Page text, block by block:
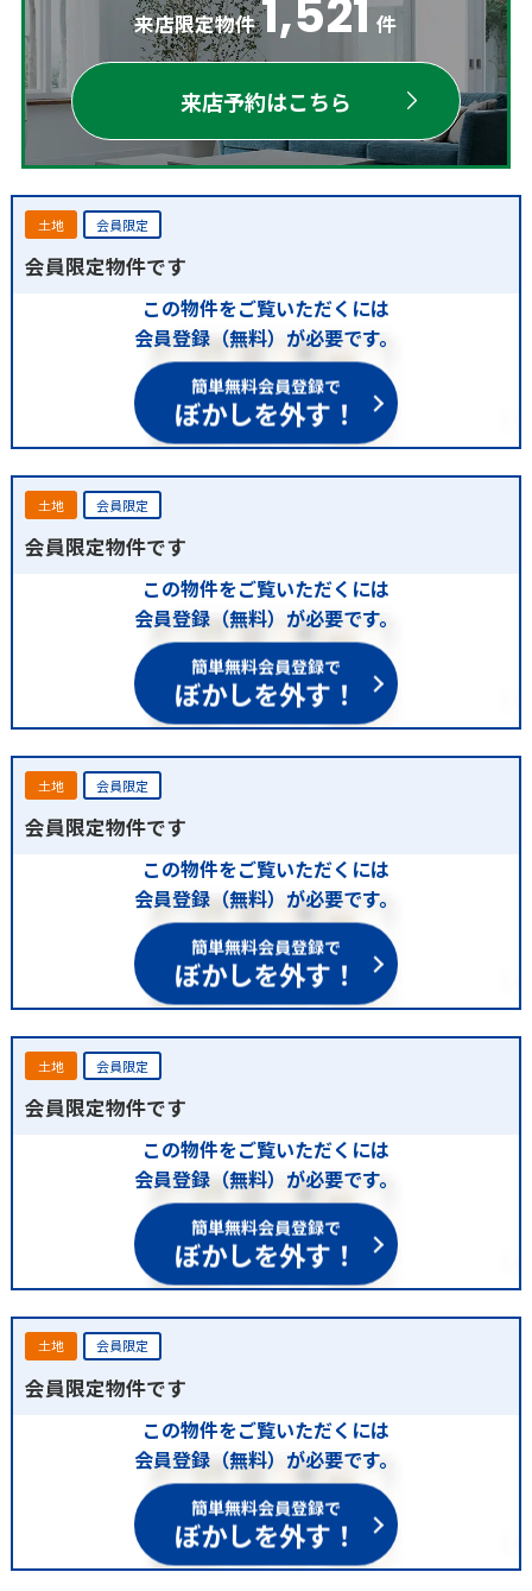
来店限定物件 1,521 件
来店予約はこちら
土地 会員限定
会員限定物件です
この物件をご覧いただくには
会員登録（無料）が必要です。
簡単無料会員登録で
ぼかしを外す！
土地 会員限定
会員限定物件です
この物件をご覧いただくには
会員登録（無料）が必要です。
簡単無料会員登録で
ぼかしを外す！
土地 会員限定
会員限定物件です
この物件をご覧いただくには
会員登録（無料）が必要です。
簡単無料会員登録で
ぼかしを外す！
土地 会員限定
会員限定物件です
この物件をご覧いただくには
会員登録（無料）が必要です。
簡単無料会員登録で
ぼかしを外す！
土地 会員限定
会員限定物件です
この物件をご覧いただくには
会員登録（無料）が必要です。
簡単無料会員登録で
ぼかしを外す！